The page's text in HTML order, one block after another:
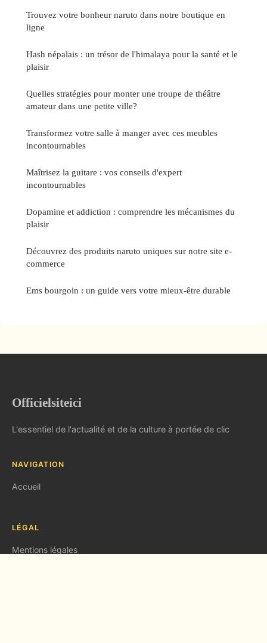
Trouvez votre bonheur naruto dans notre boutique en
ligne
Hash népalais : un trésor de l'himalaya pour la santé et le
plaisir
Quelles stratégies pour monter une troupe de théâtre
amateur dans une petite ville?
Transformez votre salle à manger avec ces meubles
incontournables
Maîtrisez la guitare : vos conseils d'expert
incontournables
Dopamine et addiction : comprendre les mécanismes du
plaisir
Découvrez des produits naruto uniques sur notre site e-
commerce
Ems bourgoin : un guide vers votre mieux-être durable
Officielsiteici
L'essentiel de l'actualité et de la culture à portée de clic
NAVIGATION
Accueil
LÉGAL
Mentions légales